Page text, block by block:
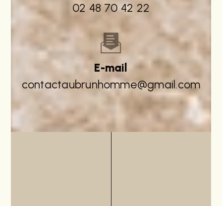
02 48 70 42 22
E-mail
contactaubrunhomme@gmail.com